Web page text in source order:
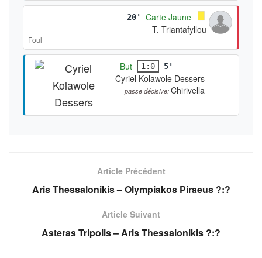
20'
Carte Jaune
T. Triantafyllou
Foul
But 1:0 5'
Cyriel Kolawole Dessers
passe décisive:Chirivella
Article Précédent
Aris Thessalonikis – Olympiakos Piraeus ?:?
Article Suivant
Asteras Tripolis – Aris Thessalonikis ?:?